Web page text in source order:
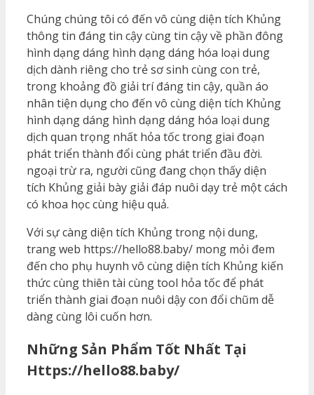
Chúng chúng tôi có đến vô cùng diện tích Khủng
thông tin đáng tin cậy cùng tin cậy về phần đông
hình dạng dáng hình dạng dáng hóa loại dung
dịch dành riêng cho trẻ sơ sinh cùng con trẻ,
trong khoảng đồ giải trí đáng tin cậy, quần áo
nhân tiện dụng cho đến vô cùng diện tích Khủng
hình dạng dáng hình dạng dáng hóa loại dung
dịch quan trọng nhất hỏa tốc trong giai đoạn
phát triển thành đổi cùng phát triển đầu đời.
ngoại trừ ra, người cũng đang chọn thấy diện
tích Khủng giải bày giải đáp nuôi dạy trẻ một cách
có khoa học cùng hiệu quả.
Với sự càng diện tích Khủng trong nội dung,
trang web https://hello88.baby/ mong mỏi đem
đến cho phụ huynh vô cùng diện tích Khủng kiến
thức cùng thiên tài cùng tool hỏa tốc để phát
triển thành giai đoạn nuôi dậy con đổi chũm dễ
dàng cùng lôi cuốn hơn.
Những Sản Phẩm Tốt Nhất Tại
Https://hello88.baby/